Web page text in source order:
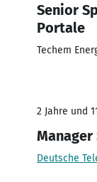
Senior
Portale
Techem
2 Jahre und
Deutsche